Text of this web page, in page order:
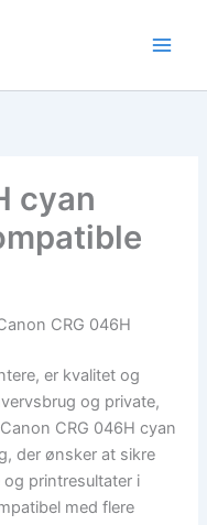
cyan
CRG 046H
er kvalitet og
og private,
CRG 046H cyan
der ønsker at sikre
printresultater i
med flere